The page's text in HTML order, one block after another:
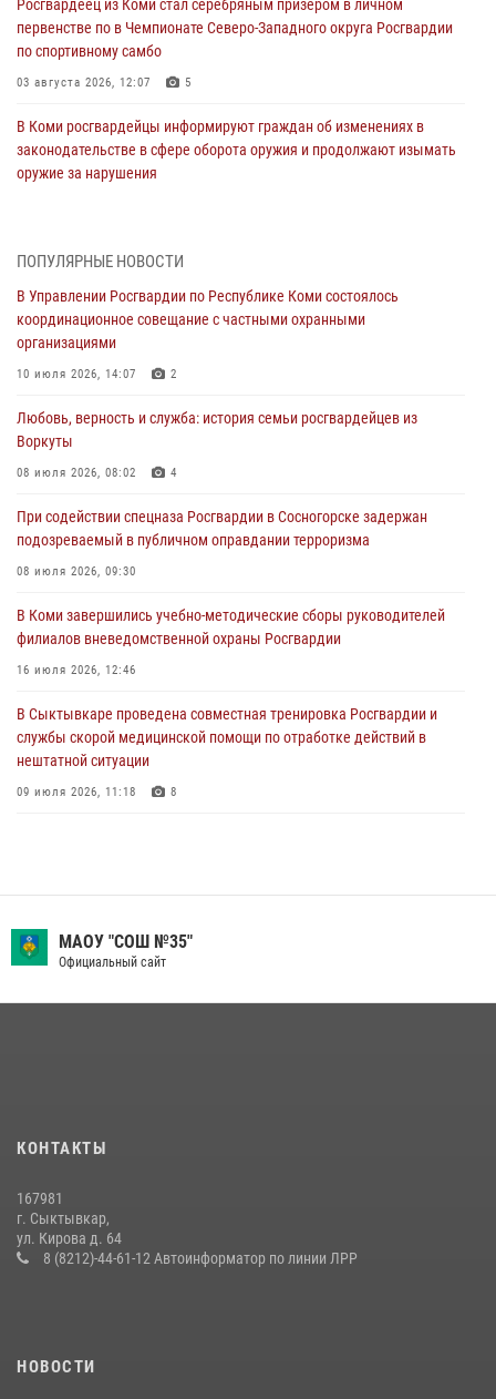
Росгвардеец из Коми стал серебряным призером в личном
первенстве по в Чемпионате Северо-Западного округа Росгвардии
по спортивному самбо
03 августа 2026, 12:07 5
В Коми росгвардейцы информируют граждан об изменениях в
законодательстве в сфере оборота оружия и продолжают изымать
оружие за нарушения
для добровольной сдачи оружия
31 июля 2026, 10:55
Временно исполняющий обязанности начальника Управления
Росгвардии по Республике Коми лично проверил ДОЛ «Орленок»
В Усинске росгвардейцы оперативно отработали план «Квартал»
30 июля 2026, 13:53
В Санкт-Петербурге прошел окружной этап ежегодного
Всероссийского конкурса профессионального мастерства среди
сотрудников вневедомственной охраны Росгвардии
В Сыктывкаре росгвардейцы приняли участие в молебне в рамках
Дня Крещения Руси и Дня святого равноапостольного князя
28 июля 2026, 13:32 8
ПОПУЛЯРНЫЕ НОВОСТИ
В Управлении Росгвардии по Республике Коми состоялось
координационное совещание с частными охранными
организациями
10 июля 2026, 14:07 2
Любовь, верность и служба: история семьи росгвардейцев из
Воркуты
08 июля 2026, 08:02 4
При содействии спецназа Росгвардии в Сосногорске задержан
подозреваемый в публичном оправдании терроризма
08 июля 2026, 09:30
В Коми завершились учебно-методические сборы руководителей
филиалов вневедомственной охраны Росгвардии
16 июля 2026, 12:46
В Сыктывкаре проведена совместная тренировка Росгвардии и
службы скорой медицинской помощи по отработке действий в
нештатной ситуации
09 июля 2026, 11:18 8
В Коми росгвардейцы поздравили с юбилеем директора филиала
ВГТРК «Коми Гор» Юлию Чубову
покупателя
Временно исполняющий обязанности начальника Управления
Росгвардии по Республике Коми лично проверил ДОЛ «Орленок»
МАОУ "СОШ №35"
Официальный сайт
КОНТАКТЫ
167981
г. Сыктывкар,
ул. Кирова д. 64
8 (8212)-44-61-12 Автоинформатор по линии ЛРР
НОВОСТИ